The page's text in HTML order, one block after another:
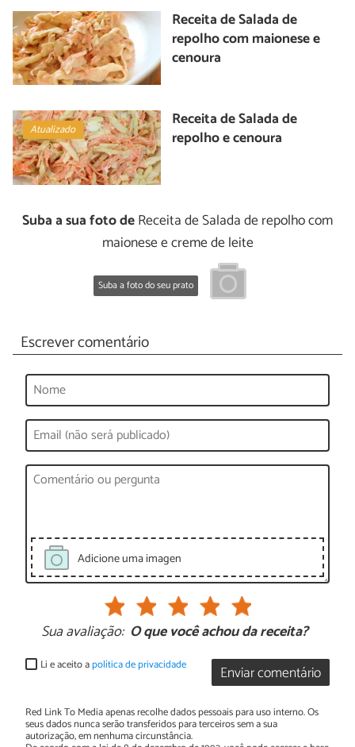
Receita de Salada de
repolho com maionese e
cenoura
Atualizado
Receita de Salada de
repolho e cenoura
Suba a sua foto deReceita de Salada de repolho com
maionese e creme de leite
Suba a foto do seu prato
Escrever comentário
Adicione uma imagen
Sua avaliação: O que você achou da receita?
Enviar comentário
Li e aceito apolítica de privacidade
Red Link To Media apenas recolhe dados pessoais para uso interno. Os
seus dados nunca serão transferidos para terceiros sem a sua
autorização, em nenhuma circunstância.